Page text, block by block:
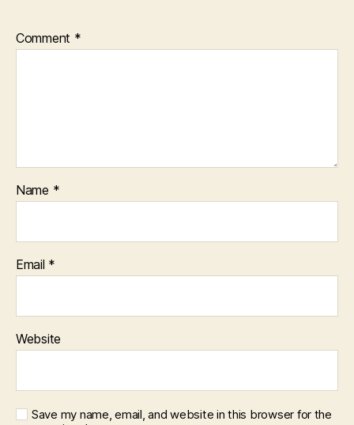
Comment *
Name *
Email *
Website
Save my name, email, and website in this browser for the